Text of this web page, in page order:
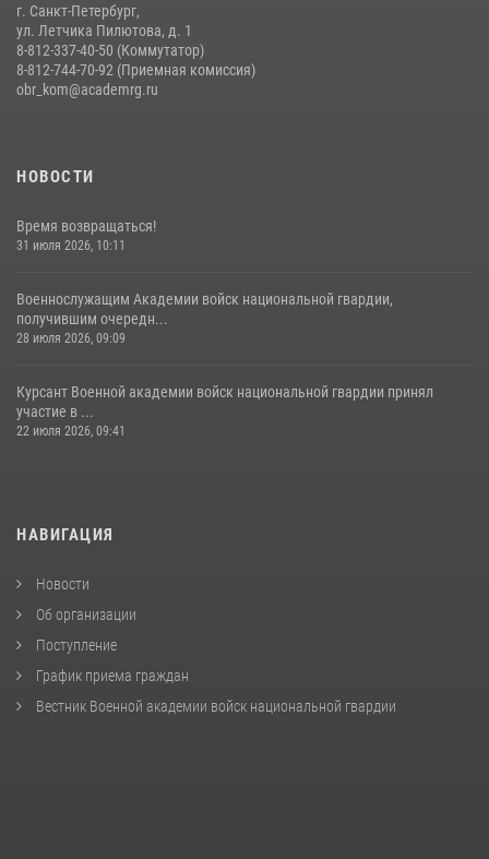
г. Санкт-Петербург,
ул. Летчика Пилютова, д. 1
8-812-337-40-50 (Коммутатор)
8-812-744-70-92 (Приемная комиссия)
obr_kom@academrg.ru
НОВОСТИ
Время возвращаться!
31 июля 2026, 10:11
Военнослужащим Академии войск национальной гвардии,
получившим очередн...
28 июля 2026, 09:09
Курсант Военной академии войск национальной гвардии принял
участие в ...
22 июля 2026, 09:41
НАВИГАЦИЯ
Новости
Об организации
Поступление
График приема граждан
Вестник Военной академии войск национальной гвардии